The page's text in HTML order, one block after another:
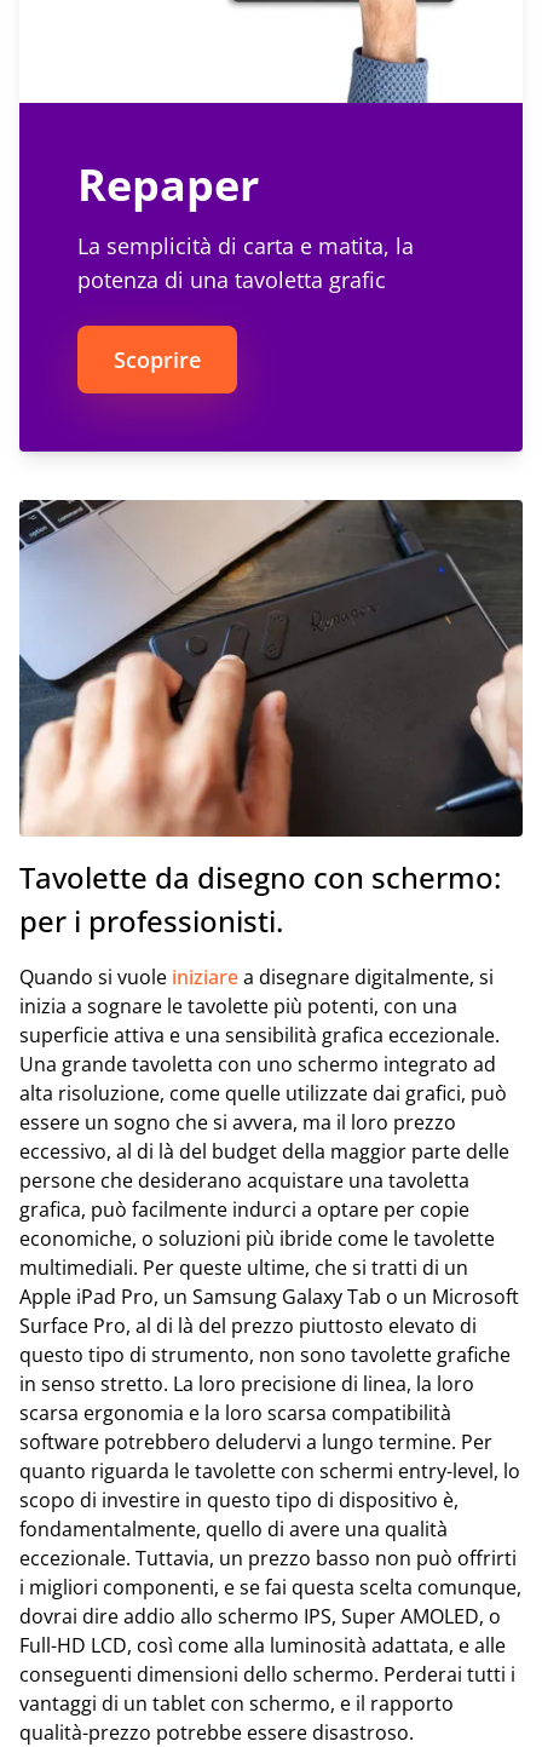
Repaper
La semplicità di carta e matita, la
potenza di una tavoletta grafic
Scoprire
Tavolette da disegno con schermo:
per i professionisti.
Quando si vuole iniziarea disegnare digitalmente, si
inizia a sognare le tavolette più potenti, con una
superficie attiva e una sensibilità grafica eccezionale.
Una grande tavoletta con uno schermo integrato ad
alta risoluzione, come quelle utilizzate dai grafici, può
essere un sogno che si avvera, ma il loro prezzo
eccessivo, al di là del budget della maggior parte delle
persone che desiderano acquistare una tavoletta
grafica, può facilmente indurci a optare per copie
economiche, o soluzioni più ibride come le tavolette
multimediali. Per queste ultime, che si tratti di un
Apple iPad Pro, un Samsung Galaxy Tab o un Microsoft
Surface Pro, al di là del prezzo piuttosto elevato di
questo tipo di strumento, non sono tavolette grafiche
in senso stretto. La loro precisione di linea, la loro
scarsa ergonomia e la loro scarsa compatibilità
software potrebbero deludervi a lungo termine. Per
quanto riguarda le tavolette con schermi entry-level, lo
scopo di investire in questo tipo di dispositivo è,
fondamentalmente, quello di avere una qualità
eccezionale. Tuttavia, un prezzo basso non può offrirti
i migliori componenti, e se fai questa scelta comunque,
dovrai dire addio allo schermo IPS, Super AMOLED, o
Full-HD LCD, così come alla luminosità adattata, e alle
conseguenti dimensioni dello schermo. Perderai tutti i
vantaggi di un tablet con schermo, e il rapporto
qualità-prezzo potrebbe essere disastroso.